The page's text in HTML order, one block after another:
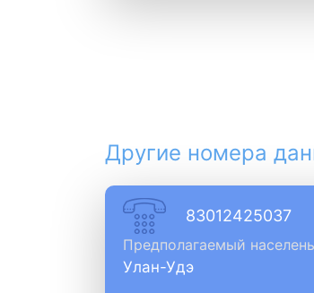
Другие номера
83012425037
Предполагаемый
Улан-Удэ